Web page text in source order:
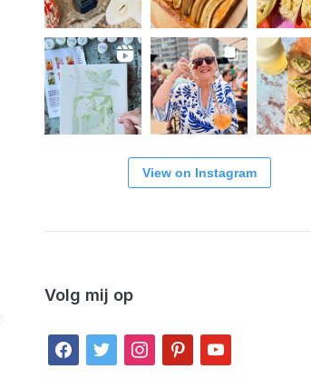
View on Instagram
Volg mij op
facebook
twitter instagrampinterestyoutube